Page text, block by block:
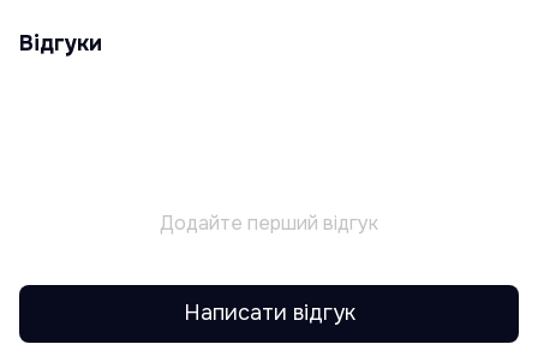
Відгуки
Додайте перший відгук
Написати відгук